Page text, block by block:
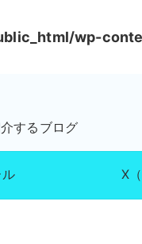
wp-
するブログ
X